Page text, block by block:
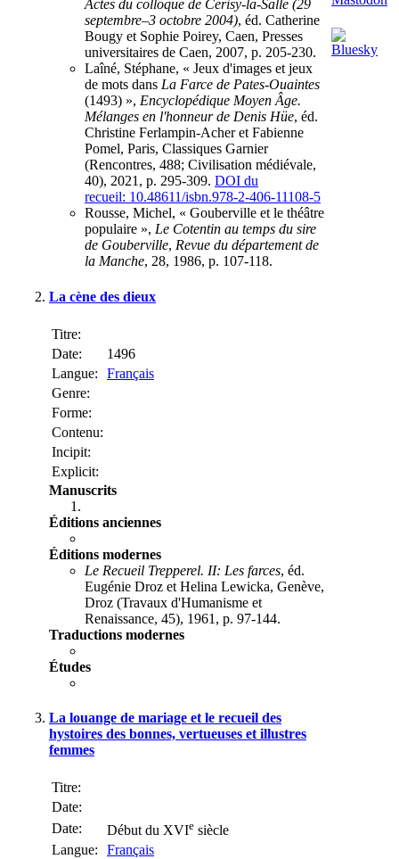
Actes du colloque de Cerisy-la-Salle (29
septembre–3 octobre 2004), éd. Catherine
Bougy et Sophie Poirey, Caen, Presses
universitaires de Caen, 2007, p. 205-230.
Laîné, Stéphane, « Jeux d'images et jeux
de mots dans La Farce de Pates-Ouaintes
(1493) », Encyclopédique Moyen Âge.
Mélanges en l'honneur de Denis Hüe, éd.
Christine Ferlampin-Acher et Fabienne
Pomel, Paris, Classiques Garnier
(Rencontres, 488; Civilisation médiévale,
40), 2021, p. 295-309. DOI du
recueil: 10.48611/isbn.978-2-406-11108-5
Rousse, Michel, « Gouberville et le théâtre
populaire », Le Cotentin au temps du sire
de Gouberville, Revue du département de
la Manche, 28, 1986, p. 107-118.
La cène des dieux
Titre:
Date:
1496
Langue:
Français
Genre:
Forme:
Contenu:
Incipit:
Explicit:
Manuscrits
Éditions anciennes
Éditions modernes
Le Recueil Trepperel. II: Les farces, éd.
Eugénie Droz et Helina Lewicka, Genève,
Droz (Travaux d'Humanisme et
Renaissance, 45), 1961, p. 97-144.
Traductions modernes
Études
La louange de mariage et le recueil des
hystoires des bonnes, vertueuses et illustres
femmes
Titre:
Date:
Date:
Début du XVIe siècle
Langue:
Français